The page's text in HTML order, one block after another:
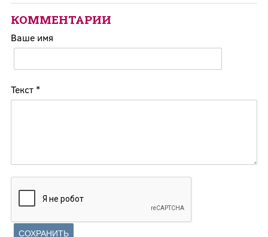
КОММЕНТАРИИ
Ваше имя
Текст *